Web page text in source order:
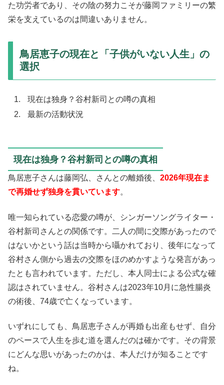
た功労者であり、その陰の努力こそが藤岡ファミリーの繁
栄を支えているのは間違いありません。
鳥居恵子の現在と「子供がいない人生」の
選択
現在は独身？谷村新司との噂の真相
最新の活動状況
現在は独身？谷村新司との噂の真相
鳥居恵子さんは藤岡弘、さんとの離婚後、 2026年現在ま
で再婚せず独身を貫いています。
唯一知られている恋愛の噂が、シンガーソングライター・
谷村新司さんとの関係です。二人の間に交際があったので
はないかという話は当時から囁かれており、後年になって
谷村さん側から過去の交際をほのめかすような発言があっ
たとも言われています。ただし、本人同士による公式な確
認はされていません。谷村さんは2023年10月に急性腸炎
の術後、74歳で亡くなっています。
いずれにしても、鳥居恵子さんが再婚も出産もせず、自分
のペースで人生を歩む道を選んだのは確かです。その背景
にどんな思いがあったのかは、本人だけが知ることです
ね。